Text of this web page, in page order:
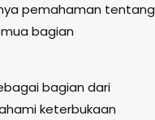
pemahaman tentang
bagian
bagian dari
keterbukaan